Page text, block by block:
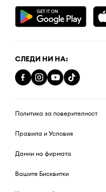
СЛЕДИ НИ НА:
Политика за поверителност
Правила и Условия
Данни на фирмата
Вашите Бисквитки